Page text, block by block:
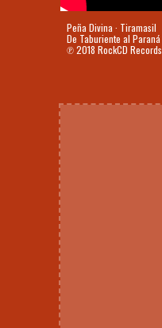
Peña Divina · Tiramasil
De Taburiente al Paraná
℗ 2018 RockCD Records